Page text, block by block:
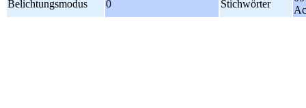
Belichtungsmodus 0 Stichwörter